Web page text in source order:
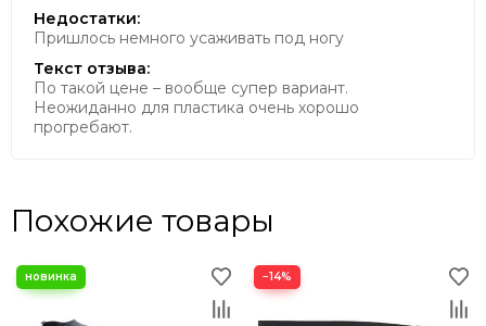
Недостатки:
Пришлось немного усаживать под ногу
Текст отзыва:
По такой цене – вообще супер вариант.
Неожиданно для пластика очень хорошо
прогребают.
Похожие товары
−14%